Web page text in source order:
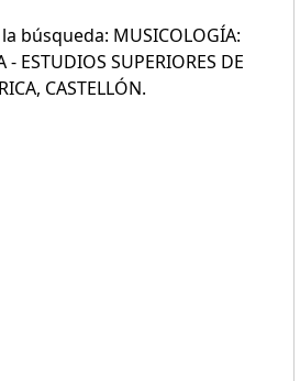
búsqueda: MUSICOLOGÍA:
ESTUDIOS SUPERIORES DE
CASTELLÓN.